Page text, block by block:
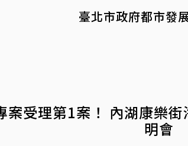
臺北市政府都市發
受理第1案！ 內湖康樂
明會